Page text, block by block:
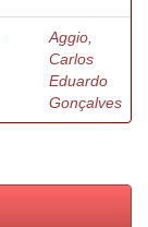
Aggio,
Carlos
Eduardo
Gonçalves